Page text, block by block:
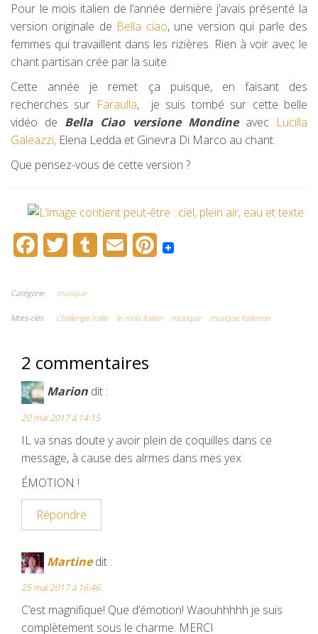
Pour le mois italien de l’année dernière j’avais présenté la
version originale de Bella ciao, une version qui parle des
femmes qui travaillent dans les rizières. Rien à voir avec le
chant partisan crée par la suite.
Cette année je remet ça puisque, en faisant des
recherches sur Faraulla, je suis tombé sur cette belle
vidéo de Bella Ciao versione Mondineavec Lucilla
Galeazzi, Elena Ledda et Ginevra Di Marco au chant.
Que pensez-vous de cette version ?
c
e
o
o
k
i
t
e
r
b
r
i
P
t
t
Catégorie musique
Mots-clés Challenge Italie le mois italien musique musique italienne
2 commentaires
Marion dit :
20 mai 2017 à 14:15
IL va snas doute y avoir plein de coquilles dans ce
message, à cause des alrmes dans mes yex.
ÉMOTION !
Répondre
Martine dit :
25 mai 2017 à 16:46
C’est magnifique! Que d’émotion! Waouhhhhh je suis
complètement sous le charme. MERCI